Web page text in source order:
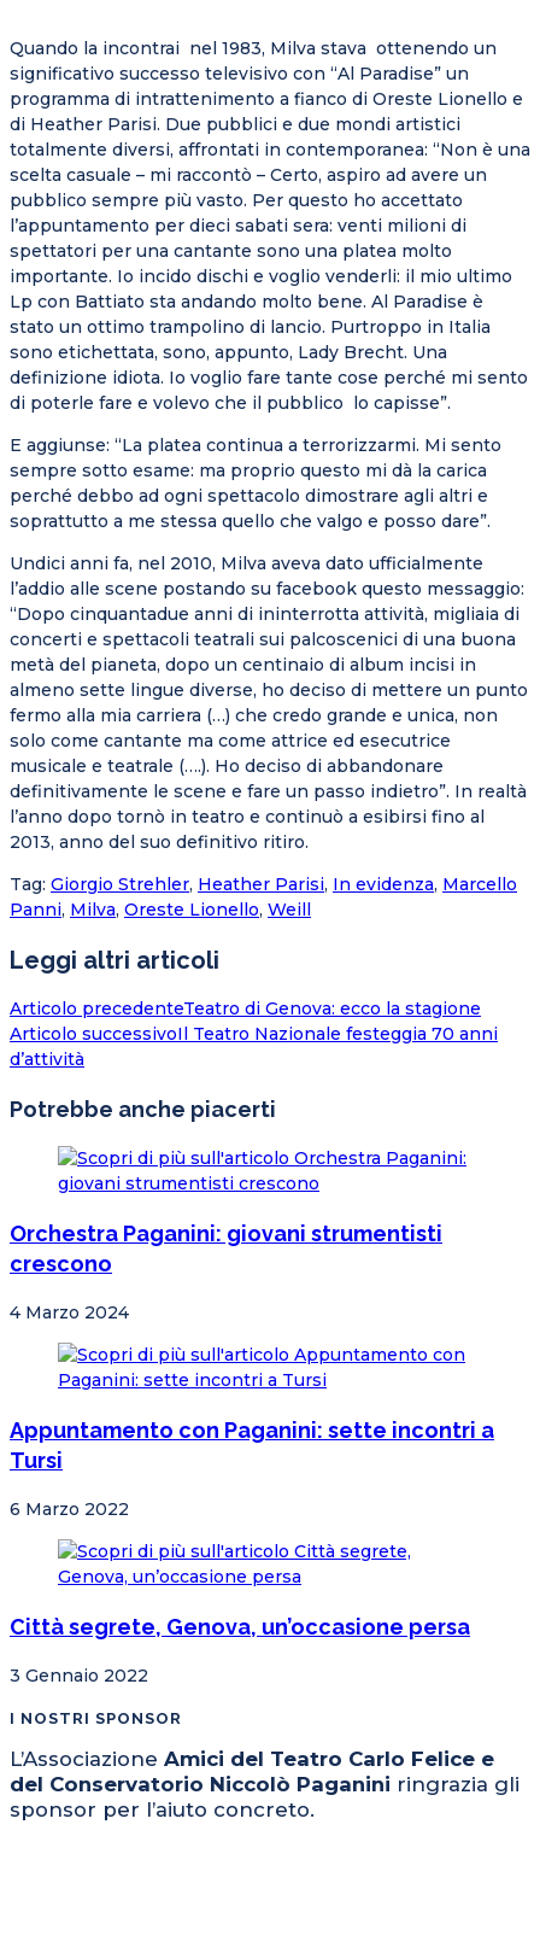
Quando la incontrai nel 1983, Milva stava ottenendo un
significativo successo televisivo con “Al Paradise” un
programma di intrattenimento a fianco di Oreste Lionello e
di Heather Parisi. Due pubblici e due mondi artistici
totalmente diversi, affrontati in contemporanea: “Non è una
scelta casuale – mi raccontò – Certo, aspiro ad avere un
pubblico sempre più vasto. Per questo ho accettato
l’appuntamento per dieci sabati sera: venti milioni di
spettatori per una cantante sono una platea molto
importante. Io incido dischi e voglio venderli: il mio ultimo
Lp con Battiato sta andando molto bene. Al Paradise è
stato un ottimo trampolino di lancio. Purtroppo in Italia
sono etichettata, sono, appunto, Lady Brecht. Una
definizione idiota. Io voglio fare tante cose perché mi sento
di poterle fare e volevo che il pubblico lo capisse”.
E aggiunse: “La platea continua a terrorizzarmi. Mi sento
sempre sotto esame: ma proprio questo mi dà la carica
perché debbo ad ogni spettacolo dimostrare agli altri e
soprattutto a me stessa quello che valgo e posso dare”.
Undici anni fa, nel 2010, Milva aveva dato ufficialmente
l’addio alle scene postando su facebook questo messaggio:
“Dopo cinquantadue anni di ininterrotta attività, migliaia di
concerti e spettacoli teatrali sui palcoscenici di una buona
metà del pianeta, dopo un centinaio di album incisi in
almeno sette lingue diverse, ho deciso di mettere un punto
fermo alla mia carriera (…) che credo grande e unica, non
solo come cantante ma come attrice ed esecutrice
musicale e teatrale (….). Ho deciso di abbandonare
definitivamente le scene e fare un passo indietro”. In realtà
l’anno dopo tornò in teatro e continuò a esibirsi fino al
2013, anno del suo definitivo ritiro.
Tag: Giorgio Strehler, Heather Parisi, In evidenza, Marcello
Panni, Milva, Oreste Lionello, Weill
Leggi altri articoli
Articolo precedenteTeatro di Genova: ecco la stagione
Articolo successivoIl Teatro Nazionale festeggia 70 anni
d’attività
Potrebbe anche piacerti
Orchestra Paganini: giovani strumentisti
crescono
4 Marzo 2024
Appuntamento con Paganini: sette incontri a
Tursi
6 Marzo 2022
Città segrete, Genova, un’occasione persa
3 Gennaio 2022
I NOSTRI SPONSOR
L’Associazione Amici del Teatro Carlo Felice e
del Conservatorio Niccolò Paganini ringrazia gli
sponsor per l’aiuto concreto.